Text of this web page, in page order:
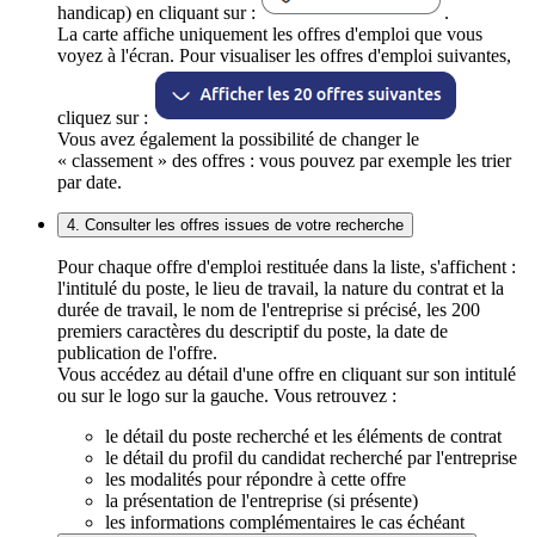
handicap) en cliquant sur :
.
La carte affiche uniquement les offres d'emploi que vous
voyez à l'écran. Pour visualiser les offres d'emploi suivantes,
cliquez sur :
Vous avez également la possibilité de changer le
« classement » des offres : vous pouvez par exemple les trier
par date.
4. Consulter les offres issues de votre recherche
Pour chaque offre d'emploi restituée dans la liste, s'affichent :
l'intitulé du poste, le lieu de travail, la nature du contrat et la
durée de travail, le nom de l'entreprise si précisé, les 200
premiers caractères du descriptif du poste, la date de
publication de l'offre.
Vous accédez au détail d'une offre en cliquant sur son intitulé
ou sur le logo sur la gauche. Vous retrouvez :
le détail du poste recherché et les éléments de contrat
le détail du profil du candidat recherché par l'entreprise
les modalités pour répondre à cette offre
la présentation de l'entreprise (si présente)
les informations complémentaires le cas échéant